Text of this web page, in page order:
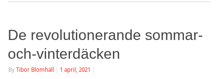
De revolutionerande sommar-
och-vinterdäcken
By Tibor Blomhäll 1 april, 2021